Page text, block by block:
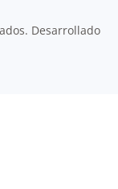
Desarrollado